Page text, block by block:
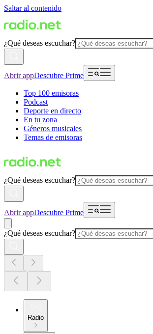
Saltar al contenido
¿Qué deseas escuchar?
Abrir appDescubre Prime
Top 100 emisoras
Podcast
Deporte en directo
En tu zona
Géneros musicales
Temas de emisoras
¿Qué deseas escuchar?
Abrir appDescubre Prime
¿Qué deseas escuchar?
Radio